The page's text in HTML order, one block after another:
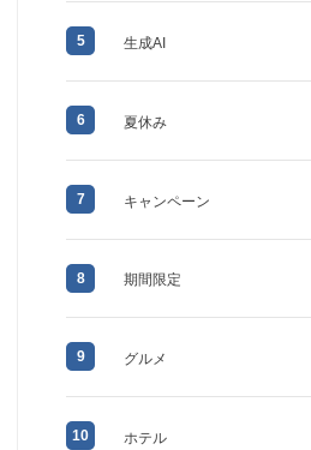
5 生成AI
6 夏休み
7 キャンペーン
8 期間限定
9 グルメ
10 ホテル